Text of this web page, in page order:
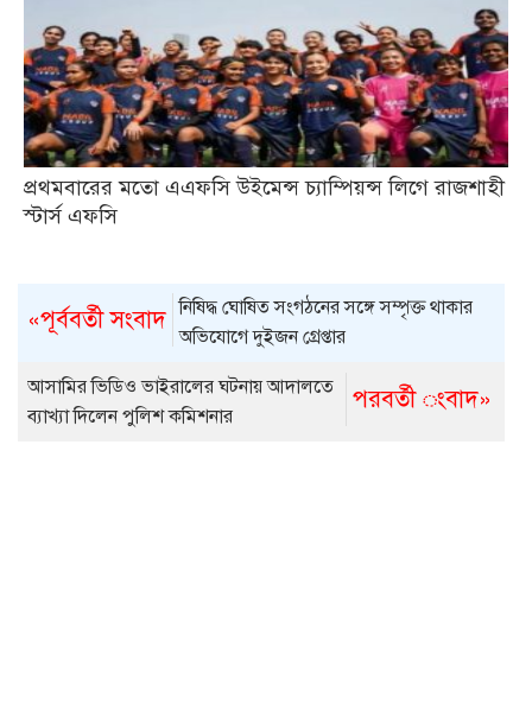
প্রথমবারের মতো এএফসি উইমেন্স চ্যাম্পিয়ন্স লিগে রাজশাহী
স্টার্স এফসি
«পূর্ববর্তী সংবাদ নিষিদ্ধ ঘোষিত সংগঠনের সঙ্গে সম্পৃক্ত থাকার
অভিযোগে দুইজন গ্রেপ্তার
পরবর্তী ংবাদ»
আসামির ভিডিও ভাইরালের ঘটনায় আদালতে
ব্যাখ্যা দিলেন পুলিশ কমিশনার